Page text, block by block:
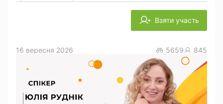
Взяти участь
16 вересня 2026 5659 845